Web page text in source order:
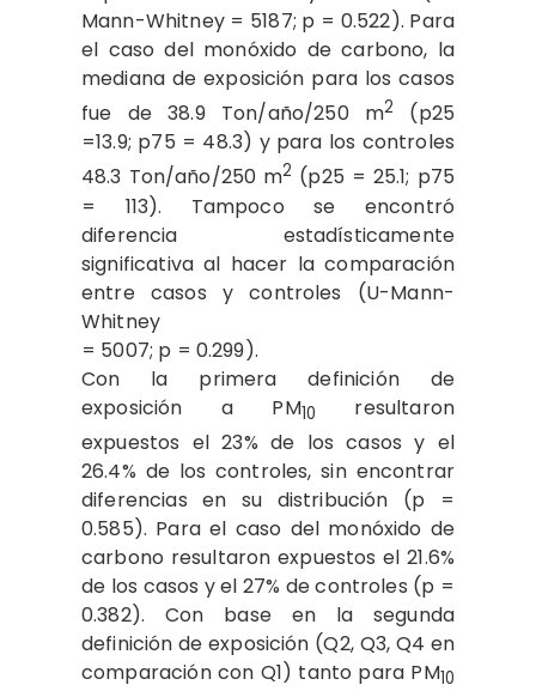
Mann-Whitney = 5187; p = 0.522). Para
el caso del monóxido de carbono, la
mediana de exposición para los casos
fue de 38.9 Ton/año/250 m2
(p25
=13.9; p75 = 48.3) y para los controles
48.3 Ton/año/250 m2 (p25 = 25.1; p75
= 113). Tampoco se encontró
diferencia estadísticamente
significativa al hacer la comparación
entre casos y controles (U-Mann-
Whitney
= 5007; p = 0.299).
Con la primera definición de
exposición a PM10
resultaron
expuestos el 23% de los casos y el
26.4% de los controles, sin encontrar
diferencias en su distribución (p =
0.585). Para el caso del monóxido de
carbono resultaron expuestos el 21.6%
de los casos y el 27% de controles (p =
0.382). Con base en la segunda
definición de exposición (Q2, Q3, Q4 en
comparación con Q1) tanto para PM10